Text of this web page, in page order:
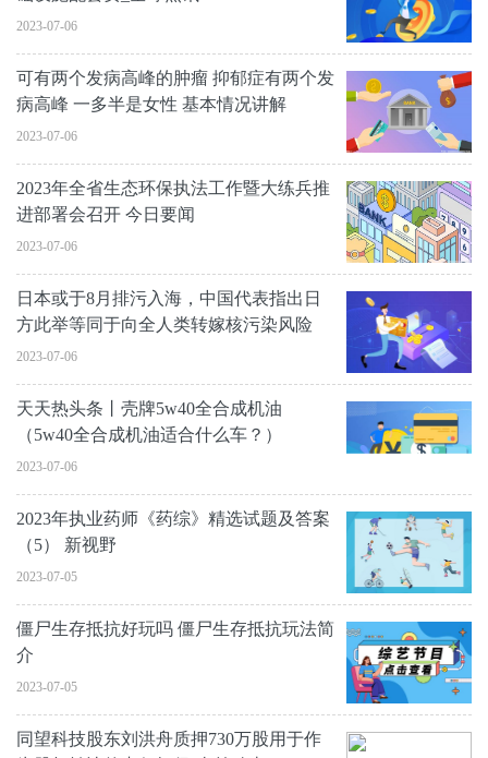
2023-07-06
可有两个发病高峰的肿瘤 抑郁症有两个发
病高峰 一多半是女性 基本情况讲解
2023-07-06
2023年全省生态环保执法工作暨大练兵推
进部署会召开 今日要闻
2023-07-06
日本或于8月排污入海，中国代表指出日
方此举等同于向全人类转嫁核污染风险
2023-07-06
天天热头条丨壳牌5w40全合成机油
（5w40全合成机油适合什么车？）
2023-07-06
2023年执业药师《药综》精选试题及答案
（5） 新视野
2023-07-05
僵尸生存抵抗好玩吗 僵尸生存抵抗玩法简
介
2023-07-05
同望科技股东刘洪舟质押730万股用于作